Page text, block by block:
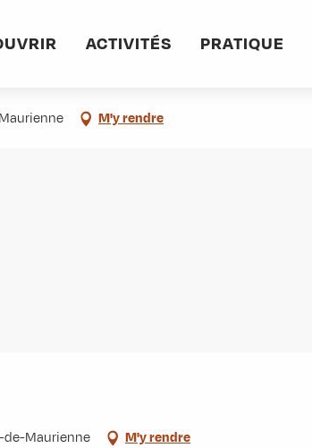
ACTIVITÉS PRATIQUE
M'y rendre
de-Maurienne M'y rendre